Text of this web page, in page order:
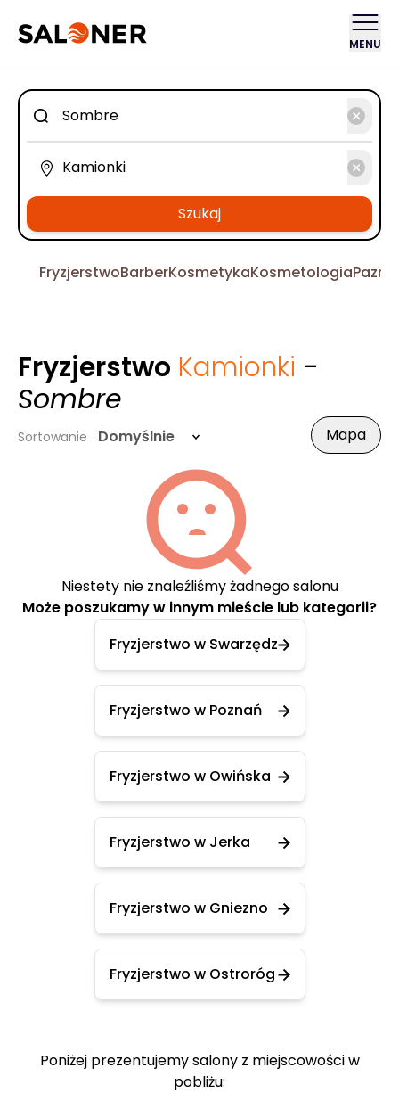
MENU
Szukaj
FryzjerstwoBarberKosmetykaKosmetologia
Fryzjerstwo Kamionki -
Sombre
Sortowanie Domyślnie Mapa
Niestety nie znaleźliśmy żadnego salonu
Może poszukamy w innym mieście lub kategorii?
Fryzjerstwo w Swarzędz
Fryzjerstwo w Poznań
Fryzjerstwo w Owińska
Fryzjerstwo w Jerka
Fryzjerstwo w Gniezno
Fryzjerstwo w Ostroróg
Poniżej prezentujemy salony z miejscowości w
pobliżu: